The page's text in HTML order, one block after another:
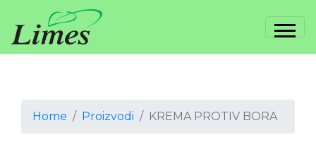
Home Proizvodi KREMA PROTIV BORA